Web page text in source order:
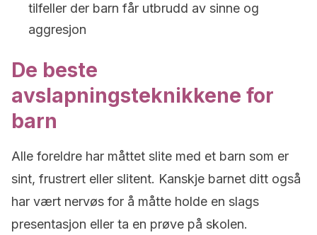
tilfeller der barn får utbrudd av sinne og
aggresjon
De beste
avslapningsteknikkene for
barn
Alle foreldre har måttet slite med et barn som er
sint, frustrert eller slitent. Kanskje barnet ditt også
har vært nervøs for å måtte holde en slags
presentasjon eller ta en prøve på skolen.